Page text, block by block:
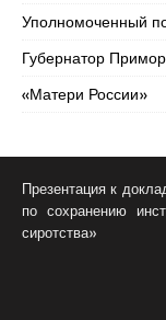
Уполномоченный
Губернатор
«Матери России»
Презентация к
по сохранению
сиротства»